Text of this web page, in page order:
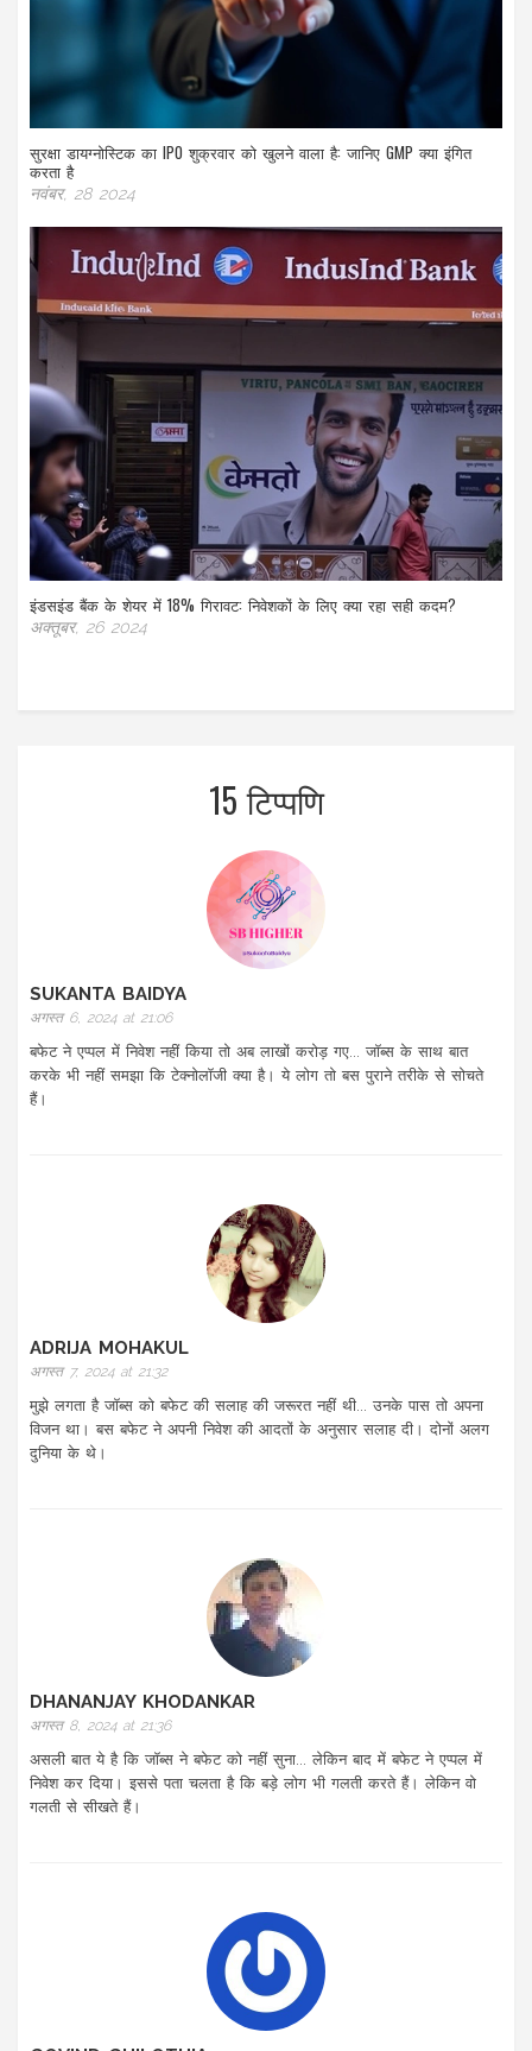
सुरक्षा डायग्नोस्टिक का IPO शुक्रवार को खुलने वाला है: जानिए GMP क्या इंगित
करता है
नवंबर, 28 2024
इंडसइंड बैंक के शेयर में 18% गिरावट: निवेशकों के लिए क्या रहा सही कदम?
अक्तूबर, 26 2024
15 टिप्पणि
SUKANTA BAIDYA
अगस्त 6, 2024 at 21:06
बफेट ने एप्पल में निवेश नहीं किया तो अब लाखों करोड़ गए... जॉब्स के साथ बात
करके भी नहीं समझा कि टेक्नोलॉजी क्या है। ये लोग तो बस पुराने तरीके से सोचते
हैं।
ADRIJA MOHAKUL
अगस्त 7, 2024 at 21:32
मुझे लगता है जॉब्स को बफेट की सलाह की जरूरत नहीं थी... उनके पास तो अपना
विजन था। बस बफेट ने अपनी निवेश की आदतों के अनुसार सलाह दी। दोनों अलग
दुनिया के थे।
DHANANJAY KHODANKAR
अगस्त 8, 2024 at 21:36
असली बात ये है कि जॉब्स ने बफेट को नहीं सुना... लेकिन बाद में बफेट ने एप्पल में
निवेश कर दिया। इससे पता चलता है कि बड़े लोग भी गलती करते हैं। लेकिन वो
गलती से सीखते हैं।